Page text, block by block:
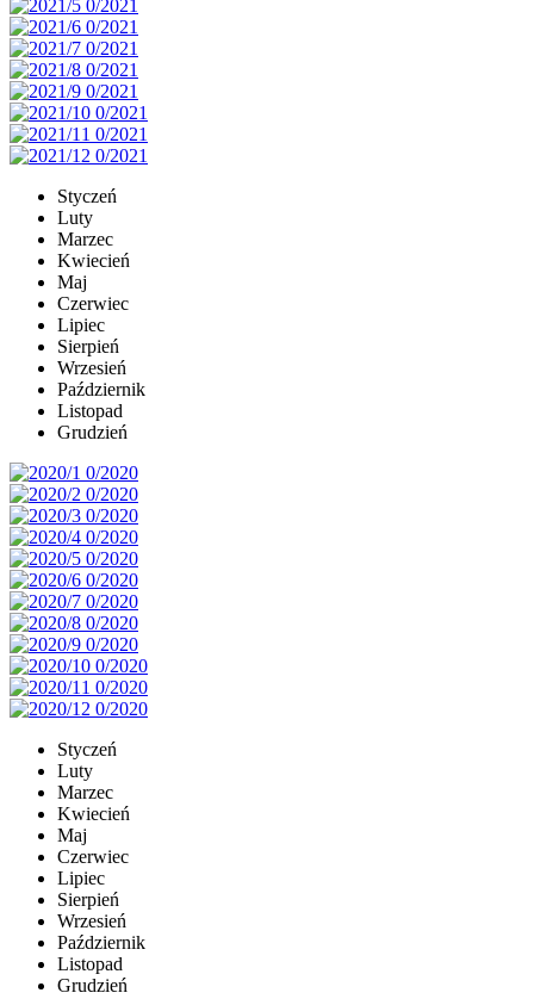
Styczeń
Luty
Marzec
Kwiecień
Maj
Czerwiec
Lipiec
Sierpień
Wrzesień
Październik
Listopad
Grudzień
Styczeń
Luty
Marzec
Kwiecień
Maj
Czerwiec
Lipiec
Sierpień
Wrzesień
Październik
Listopad
Grudzień